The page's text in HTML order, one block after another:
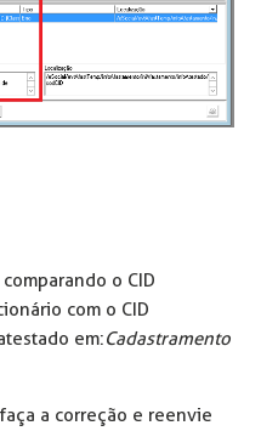
o CID
com o CID
em:Cadastramento
a correção e reenvie